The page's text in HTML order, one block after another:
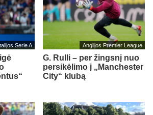
Serie A Anglijos Premier League
G. Rulli – per žingsnį nuo
persikėlimo į „Manchester
City“ klubą